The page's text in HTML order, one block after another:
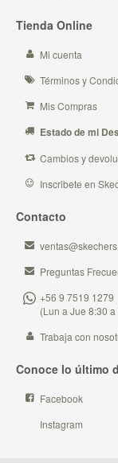
Tienda Online
Mi cuenta
Términos y
Mis Compras
Estado de mi
Cambios y
Inscribete en
Contacto
Preguntas
+56 9 7519 1279
(Lun a Jue 8:30
Trabaja con
Conoce lo último
Facebook
Instagram